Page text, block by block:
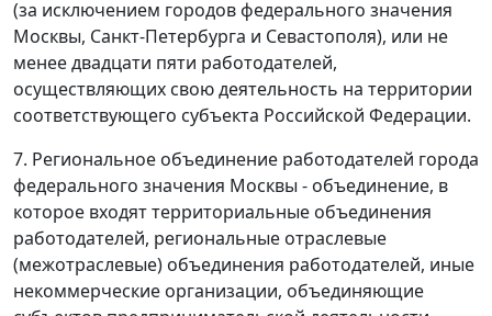
(за исключением городов федерального значения
Москвы, Санкт-Петербурга и Севастополя), или не
менее двадцати пяти работодателей,
осуществляющих свою деятельность на территории
соответствующего субъекта Российской Федерации.
7. Региональное объединение работодателей города
федерального значения Москвы - объединение, в
которое входят территориальные объединения
работодателей, региональные отраслевые
(межотраслевые) объединения работодателей, иные
некоммерческие организации, объединяющие